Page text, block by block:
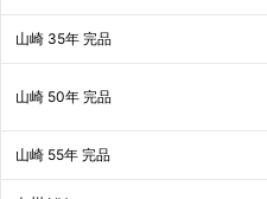
山崎 35年 完品
山崎 50年 完品
山崎 55年 完品